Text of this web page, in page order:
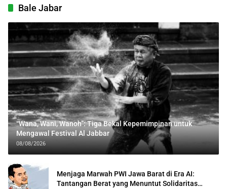
Bale Jabar
“Wana, Wani, Wanoh”: Tiga Bekal Kepemimpinan untuk
Mengawal Festival Al Jabbar
08/08/2026
Menjaga Marwah PWI Jawa Barat di Era AI:
Tantangan Berat yang Menuntut Solidaritas